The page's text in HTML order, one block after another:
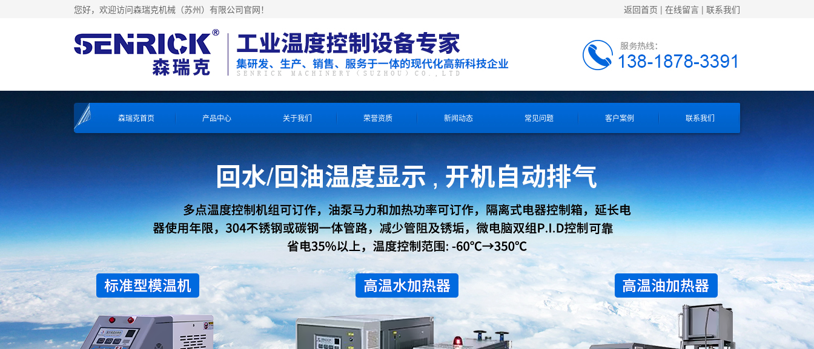
您好，欢迎访问森瑞克机械（苏州）有限公司官网！ 返回首页 | 在线留言 | 联系我们
森瑞克首页 产品中心
工业冷水机系列
工业冷水机系列
工业冷水机系列
风冷式冷水机
水冷式冷水机
低温式水冷机
关于我们 荣誉资质 新闻动态
公司资讯
常见问题 客户案例 联系我们